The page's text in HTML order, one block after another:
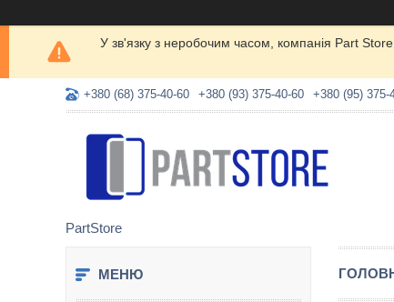
У зв'язку з неробочим часом, компанія Part
+380 (68) 375-40-60 +380 (93) 375-40-60 +380 (95) 375-
PartStore